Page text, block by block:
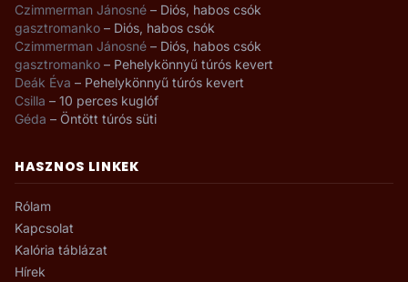
Czimmerman Jánosné – Diós, habos csók
gasztromanko – Diós, habos csók
Czimmerman Jánosné – Diós, habos csók
gasztromanko – Pehelykönnyű túrós kevert
Deák Éva – Pehelykönnyű túrós kevert
Csilla – 10 perces kuglóf
Géda – Öntött túrós süti
HASZNOS LINKEK
Rólam
Kapcsolat
Kalória táblázat
Hírek